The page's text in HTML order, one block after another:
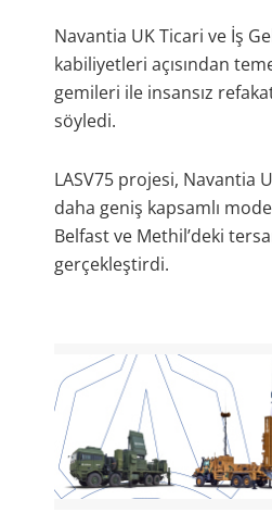
Navantia UK Ticari ve İş
kabiliyetleri açısından
gemileri ile insansız
söyledi.
LASV75 projesi, Navantia
daha geniş kapsamlı
Belfast ve Methil’deki
gerçekleştirdi.